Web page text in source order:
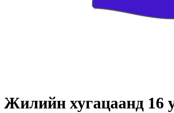
Жилийн хугацаанд 16